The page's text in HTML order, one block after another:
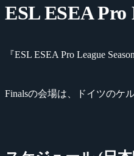
ESL ESEA Pro
『ESL ESEA Pro League
Finalsの会場は、ドイツのケ